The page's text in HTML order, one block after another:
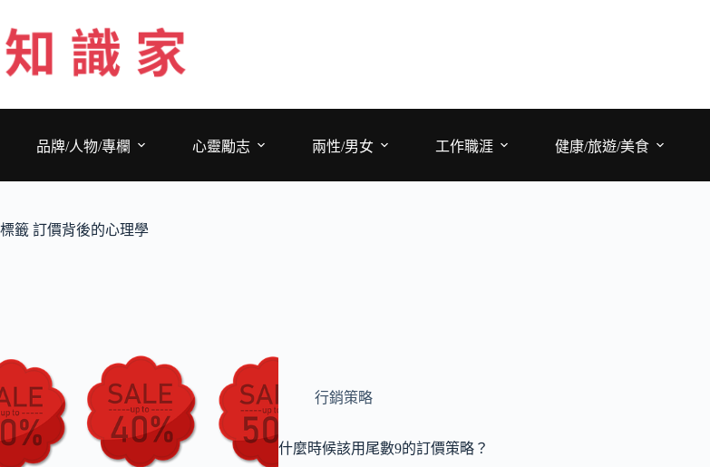
至
主
要
品牌/人物/專欄
心靈勵志 兩性/男女 工作職涯 健康/旅遊/美食
標籤 訂價背後的心理學
行銷策略
什麼時候該用尾數9的訂價策略？